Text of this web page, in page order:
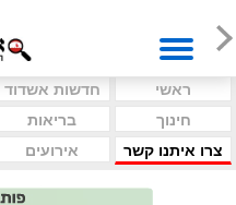
ראשי חדשות אשדוד
חינוך
בריאות
צרו איתנו קשר
אירועים